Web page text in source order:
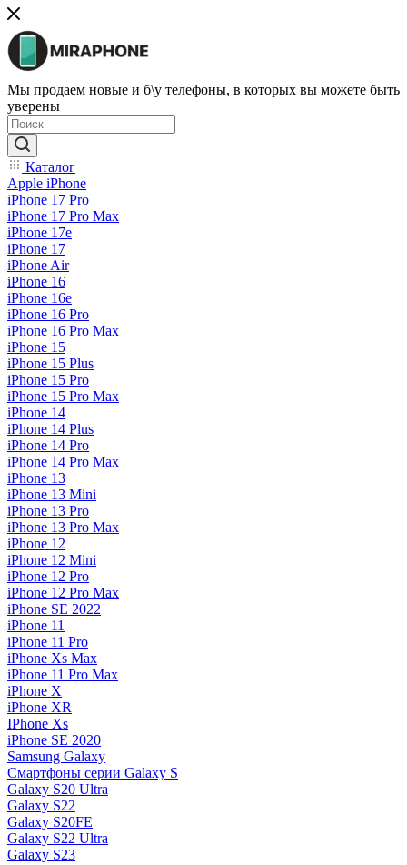
Мы продаем новые и б\у телефоны, в которых вы можете быть
уверены
Каталог
Apple iPhone
iPhone 17 Pro
iPhone 17 Pro Max
iPhone 17e
iPhone 17
iPhone Air
iPhone 16
iPhone 16e
iPhone 16 Pro
iPhone 16 Pro Max
iPhone 15
iPhone 15 Plus
iPhone 15 Pro
iPhone 15 Pro Max
iPhone 14
iPhone 14 Plus
iPhone 14 Pro
iPhone 14 Pro Max
iPhone 13
iPhone 13 Mini
iPhone 13 Pro
iPhone 13 Pro Max
iPhone 12
iPhone 12 Mini
iPhone 12 Pro
iPhone 12 Pro Max
iPhone SE 2022
iPhone 11
iPhone 11 Pro
iPhone Xs Max
iPhone 11 Pro Max
iPhone X
iPhone XR
IPhone Xs
iPhone SE 2020
Samsung Galaxy
Смартфоны серии Galaxy S
Galaxy S20 Ultra
Galaxy S22
Galaxy S20FE
Galaxy S22 Ultra
Galaxy S23